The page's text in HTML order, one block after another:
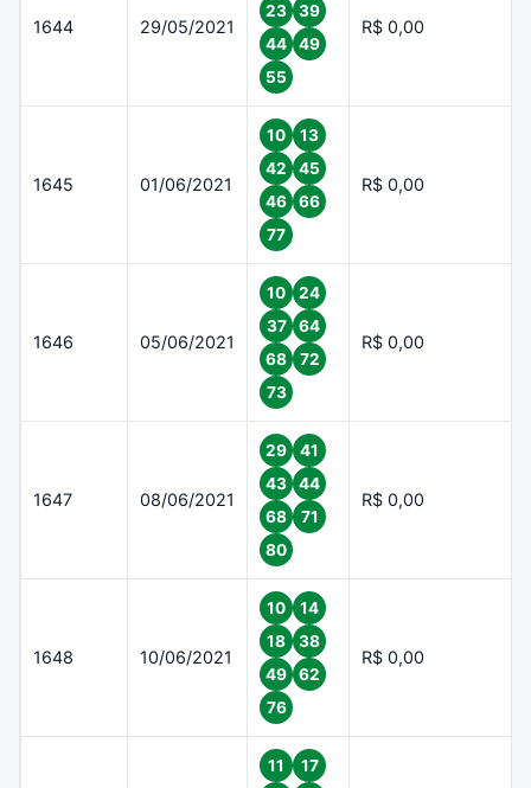
1644 29/05/2021
23
39
44
49
55
R$ 0,00
1645 01/06/2021
10
13
42
45
46
66
77
R$ 0,00
1646 05/06/2021
10
24
37
64
68
72
73
R$ 0,00
1647 08/06/2021
29
41
43
44
68
71
80
R$ 0,00
1648 10/06/2021
10
14
18
38
49
62
76
R$ 0,00
11
17